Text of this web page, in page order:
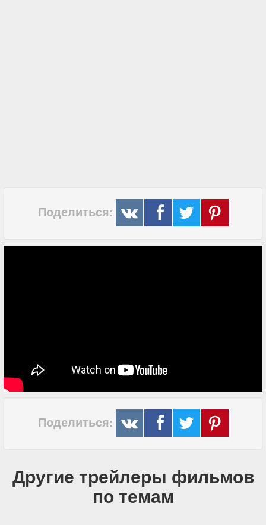
Поделиться:
Поделиться:
Другие трейлеры фильмов
по темам